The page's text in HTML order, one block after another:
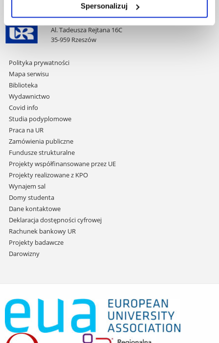
Spersonalizuj
Uniwersytet Rzeszowski
Al. Tadeusza Rejtana 16C
35-959 Rzeszów
Pomiń
nawigację
i
przejdź
do
treści
Polityka prywatności
Mapa serwisu
Biblioteka
Wydawnictwo
Covid info
Studia podyplomowe
Praca na UR
Zamówienia publiczne
Fundusze strukturalne
Projekty współfinansowane przez UE
Projekty realizowane z KPO
Wynajem sal
Domy studenta
Dane kontaktowe
Deklaracja dostępności cyfrowej
Rachunek bankowy UR
Projekty badawcze
Darowizny